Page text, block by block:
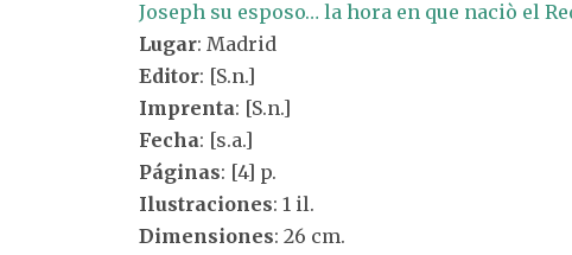
Joseph su esposo… la hora en que naciò el
Lugar: Madrid
Editor: [S.n.]
Imprenta: [S.n.]
Fecha: [s.a.]
Páginas: [4] p.
Ilustraciones: 1 il.
Dimensiones: 26 cm.